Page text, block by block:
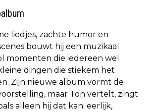
liedjes, zachte humor en
bouwt hij een muzikaal
momenten die iedereen wel
dingen die stiekem het
Zijn nieuwe album vormt de
maar Ton vertelt, zingt
alleen hij dat kan: eerlijk,